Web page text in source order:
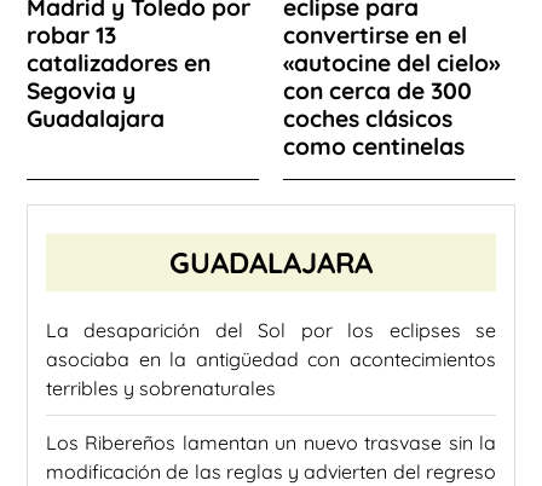
Madrid y Toledo por
robar 13
catalizadores en
Segovia y
Guadalajara
eclipse para
convertirse en el
«autocine del cielo»
con cerca de 300
coches clásicos
como centinelas
GUADALAJARA
La desaparición del Sol por los eclipses se
asociaba en la antigüedad con acontecimientos
terribles y sobrenaturales
Los Ribereños lamentan un nuevo trasvase sin la
modificación de las reglas y advierten del regreso